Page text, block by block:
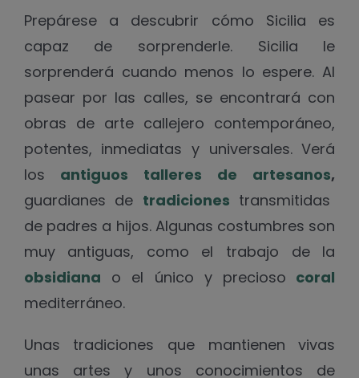
Prepárese a descubrir cómo Sicilia es
capaz de sorprenderle. Sicilia le
sorprenderá cuando menos lo espere. Al
pasear por las calles, se encontrará con
obras de arte callejero contemporáneo,
potentes, inmediatas y universales.Verá
los antiguos talleres de artesanos,
guardianes de tradiciones transmitidas
de padres a hijos. Algunas costumbres son
muy antiguas, como el trabajo de la
obsidiana o el único y precioso coral
mediterráneo.
Unas tradiciones que mantienen vivas
unas artes y unos conocimientos de